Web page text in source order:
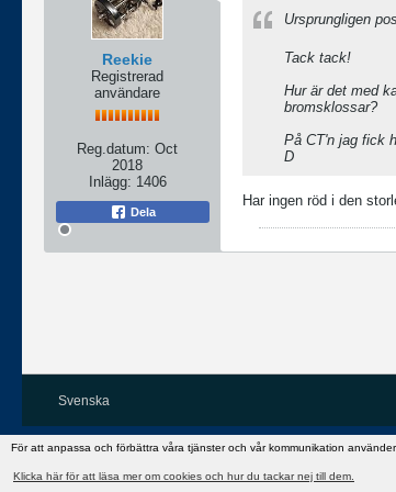
För att anpassa och förbättra våra tjänster och vår kommunikation
Klicka här för att läsa mer om cookies och hur du tackar nej till dem.
Reekie
Registrerad
användare
Reg.datum: Oct
2018
Inlägg: 1406
Dela
Ursprungligen
Tack tack!
Hur är det med
bromsklossar?
På CT'n jag fick
D
Har ingen röd i den
Svenska